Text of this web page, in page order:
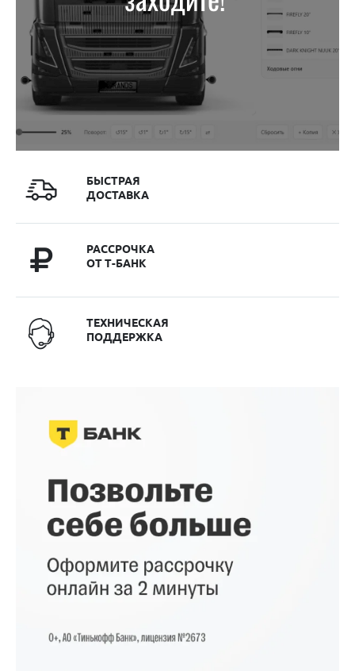
БЫСТРАЯ
ДОСТАВКА
РАССРОЧКА
ОТ Т-БАНК
ТЕХНИЧЕСКАЯ
ПОДДЕРЖКА